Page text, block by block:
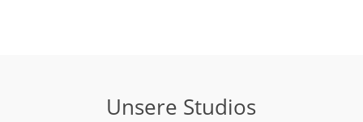
Unsere Studios